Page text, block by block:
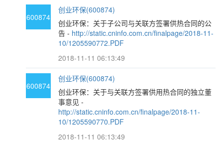
600874
创业环保(600874)
创业环保：关于子公司与关联方签署供热合同的公
告 - http://static.cninfo.com.cn/finalpage/2018-11-
10/1205590772.PDF
2018-11-11 06:13:49
600874
创业环保(600874)
创业环保：关于与关联方签署供用热合同的独立董
事意见 -
http://static.cninfo.com.cn/finalpage/2018-11-
10/1205590770.PDF
2018-11-11 06:13:49